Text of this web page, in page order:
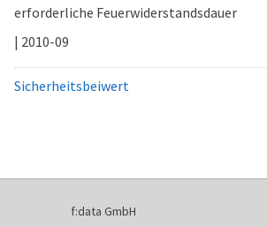
erforderliche Feuerwiderstandsdauer
| 2010-09
Sicherheitsbeiwert
f:data GmbH